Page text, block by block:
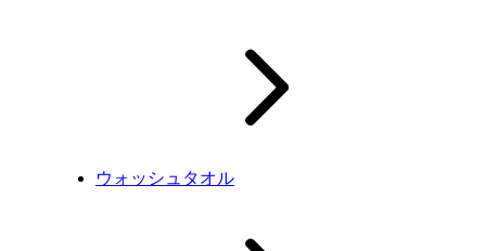
ウォッシュタオル